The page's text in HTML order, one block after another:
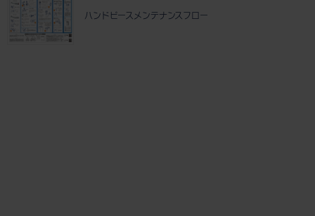
ハンドピースメンテナンスフロー